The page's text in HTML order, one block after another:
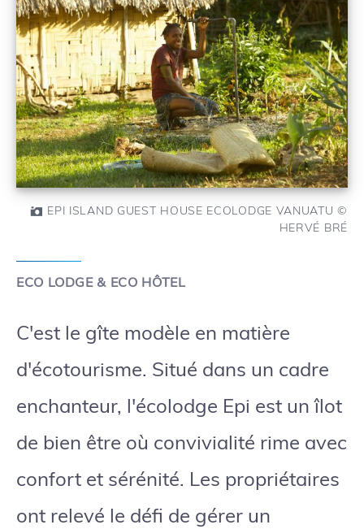
EPI ISLAND GUEST HOUSE ECOLODGE VANUATU ©
HERVÉ BRÉ
ECO LODGE & ECO HÔTEL
C'est le gîte modèle en matière
d'écotourisme. Situé dans un cadre
enchanteur, l'écolodge Epi est un îlot
de bien être où convivialité rime avec
confort et sérénité. Les propriétaires
ont relevé le défi de gérer un